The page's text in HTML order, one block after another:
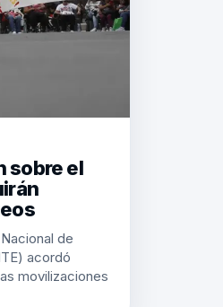
sobre el
de
acordó
movilizaciones